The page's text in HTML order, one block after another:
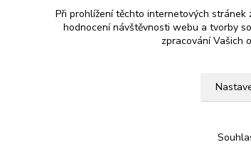
Při prohlížení těchto internetových stránek
hodnocení návštěvnosti webu a tvorby
zpracování Vašich